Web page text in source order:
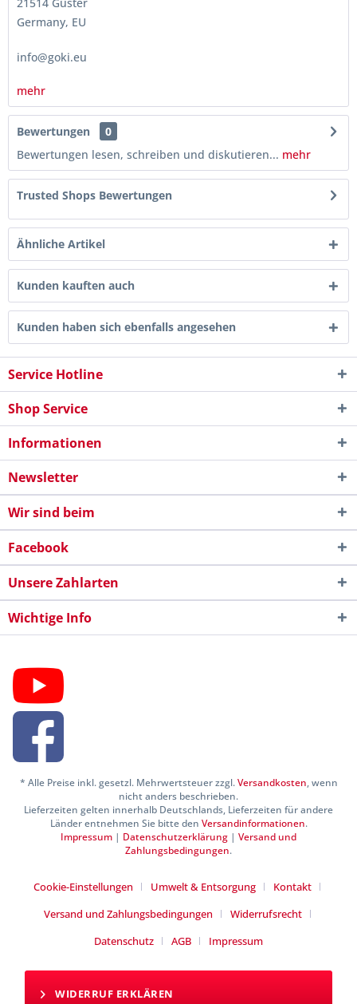
Germany, EU
info@goki.eu
mehr
Bewertungen
0
Bewertungen lesen, schreiben und diskutieren... mehr
Trusted Shops Bewertungen
Ähnliche Artikel
Kunden kauften auch
Kunden haben sich ebenfalls angesehen
Service Hotline
Shop Service
Informationen
Newsletter
Wir sind beim
Facebook
Unsere Zahlarten
Wichtige Info
* Alle Preise inkl. gesetzl. Mehrwertsteuer zzgl.Versandkosten, wenn
nicht anders beschrieben.
Lieferzeiten gelten innerhalb Deutschlands, Lieferzeiten für andere
Länder entnehmen Sie bitte den Versandinformationen.
Impressum | Datenschutzerklärung | Versand und
Zahlungsbedingungen.
Cookie-Einstellungen Umwelt & Entsorgung
Kontakt
Versand und Zahlungsbedingungen
Widerrufsrecht
Datenschutz
AGB Impressum
WIDERRUF ERKLÄREN